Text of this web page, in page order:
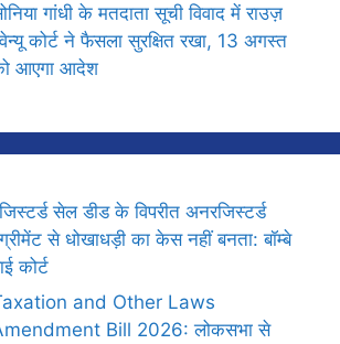
गांधी के मतदाता सूची विवाद में राउज़
कोर्ट ने फैसला सुरक्षित रखा, 13 अगस्त
आएगा आदेश
सेल डीड के विपरीत अनरजिस्टर्ड
से धोखाधड़ी का केस नहीं बनता: बॉम्बे
कोर्ट
and Other Laws
Bill 2026: लोकसभा से